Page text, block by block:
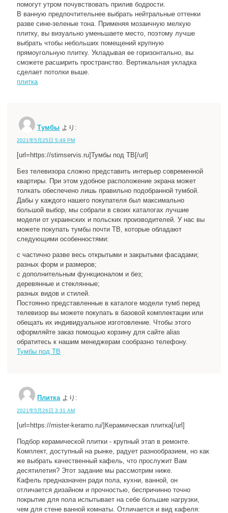
помогут утром почувствовать прилив бодрости.
В ванную предпочтительнее выбрать нейтральные оттенки
разве сине-зеленые тона. Применяя мозаичную мелкую
плитку, вы визуально уменьшаете место, поэтому лучше
выбрать чтобы небольших помещений крупную
прямоугольную плитку. Укладывая ее горизонтально, вы
сможете расширить пространство. Вертикальная укладка
сделает потолки выше.
плитка
Тумбы より:
2021年5月25日 5:49 PM
[url=https://stimservis.ru]Тумбы под ТВ[/url]
Без телевизора сложно представить интерьер современной
квартиры. При этом удобное расположение экрана может
толкать обеспечено лишь правильно подобранной тумбой.
Дабы у каждого нашего покупателя был максимально
большой выбор, мы собрали в своих каталогах лучшие
модели от украинских и польских производителей. У нас вы
можете покупать тумбы почти ТВ, которые обладают
следующими особенностями:
с частично разве весь открытыми и закрытыми фасадами;
разных форм и размеров;
с дополнительным функционалом и без;
деревянные и стеклянные;
разных видов и стилей.
Постоянно представленные в каталоге модели тумб перед
телевизор вы можете покупать в базовой комплектации или
обещать их индивидуальное изготовление. Чтобы этого
оформляйте заказ помощью корзину для сайте alias
обратитесь к нашим менеджерам сообразно телефону.
Тумбы под ТВ
Плитка より:
2021年5月26日 3:31 AM
[url=https://mister-keramo.ru/]Керамическая плитка[/url]
Подбор керамической плитки - крупный этап в ремонте.
Комплект, доступный на рынке, радует разнообразием, но как
же выбрать качественный кафель, что прослужит Вам
десятилетия? Этот задание мы рассмотрим ниже.
Кафель предназначен ради пола, кухни, ванной, он
отличается дизайном и прочностью, беспричинно точно
покрытие для пола испытывает на себе большие нагрузки,
чем для стене ванной комнаты. Отличается и вид кафеля: